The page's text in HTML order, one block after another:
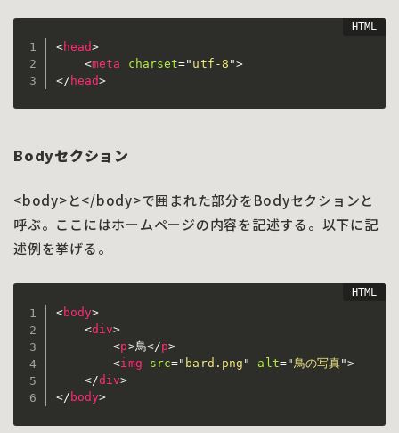
<head>
<meta charset=" utf-8 ">
</ head>
Bodyセクション
<body>と</body>で囲まれた部分をBodyセクションと
呼ぶ。ここにはホームページの内容を記述する。以下に記
述例を挙げる。
<body>
<div>
<p>鳥</p>
<img src=" bard.png " alt="鳥の写真">
</div>
</ body>